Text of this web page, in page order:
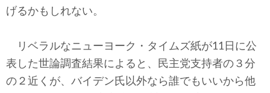
テクノロジー
コメンタリー
社説
げるかもしれない。
リベラルなニューヨーク・タイムズ紙が11日に公
表した世論調査結果によると、民主党支持者の３分
の２近くが、バイデン氏以外なら誰でもいいから他